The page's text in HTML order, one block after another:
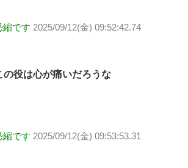
縮です 2025/09/12(金) 09:52:42.74
の役は心が痛いだろうな
縮です 2025/09/12(金) 09:53:53.31